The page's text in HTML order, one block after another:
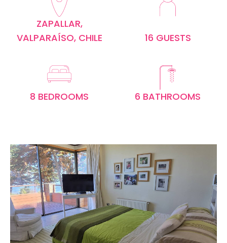
ZAPALLAR,
VALPARAÍSO, CHILE
16 GUESTS
8 BEDROOMS 6 BATHROOMS